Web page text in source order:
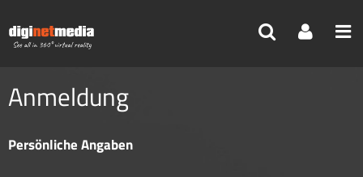
Reisebüro>Mein Profil
Anmeldung
Persönliche Angaben